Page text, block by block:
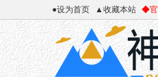
●设为首页 ▲收藏本站 ◆官